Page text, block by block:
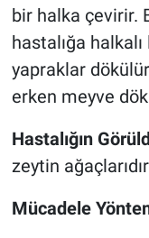
bir halka çevirir.
hastalığa
yapraklar
erken meyve
Hastalığın
zeytin
Mücadele